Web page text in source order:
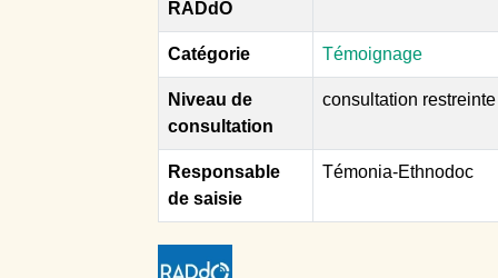
RADdO
Catégorie Témoignage
Niveau de
consultation
consultation restreinte
Responsable
de saisie
Témonia-Ethnodoc